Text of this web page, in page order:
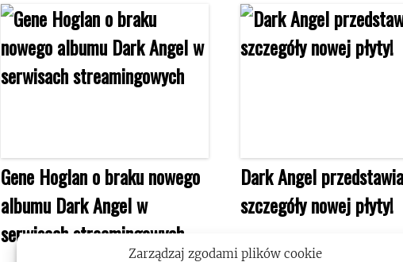
Zarządzaj zgodami plików cookie
Gene Hoglan o braku nowego
albumu Dark Angel w
serwisach streamingowych
Dark Angel
szczegóły nowej płyty!